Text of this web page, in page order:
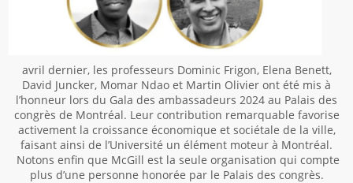
avril dernier, les professeurs Dominic Frigon, Elena Benett,
David Juncker, Momar Ndao et Martin Olivier ont été mis à
l’honneur lors du Gala des ambassadeurs 2024 au Palais des
congrès de Montréal. Leur contribution remarquable favorise
activement la croissance économique et sociétale de la ville,
faisant ainsi de l’Université un élément moteur à Montréal.
Notons enfin que McGill est la seule organisation qui compte
plus d’une personne honorée par le Palais des congrès.